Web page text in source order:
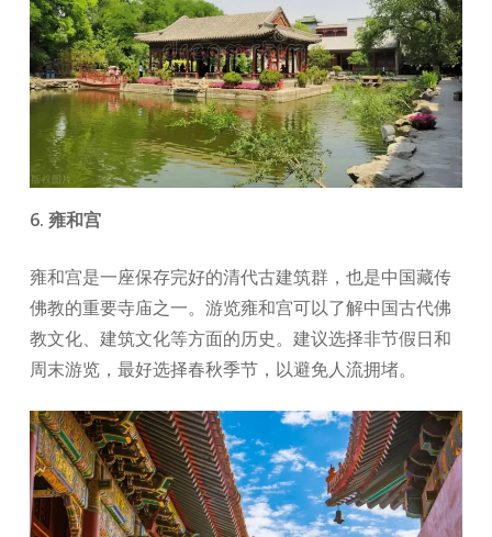
6. 雍和宫
雍和宫是一座保存完好的清代古建筑群，也是中国藏传
佛教的重要寺庙之一。游览雍和宫可以了解中国古代佛
教文化、建筑文化等方面的历史。建议选择非节假日和
周末游览，最好选择春秋季节，以避免人流拥堵。